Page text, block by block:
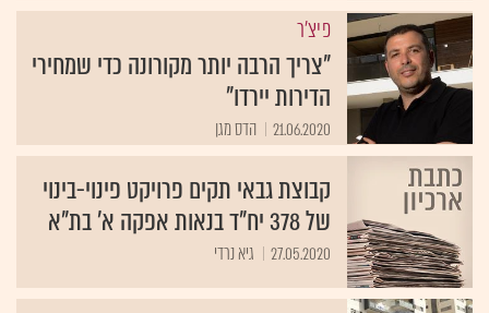
פיצ'ר
"צריך הרבה יותר מקורונה כדי שמחירי
הדירות יירדו"
21.06.2020 הדס מגן
קבוצת גבאי תקים פרויקט פינוי-בינוי
של 378 יח"ד בנאות אפקה א' בת"א
27.05.2020 גיא נרדי